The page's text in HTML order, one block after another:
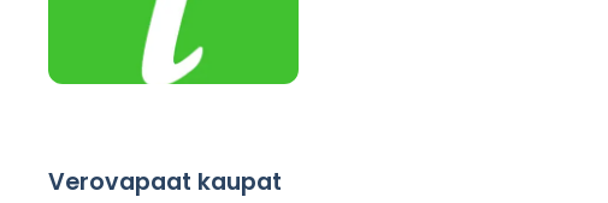
Verovapaat kaupat